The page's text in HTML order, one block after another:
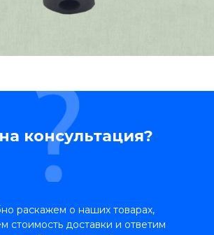
консультация?
раскажем о наших товарах,
стоимость доставки и ответим